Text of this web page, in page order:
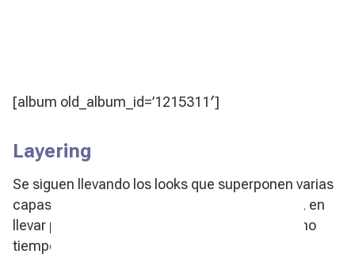
[album old_album_id=’1215311′]
Layering
Se siguen llevando los looks que superponen varias
capas de prendas. En esto consiste el
, en
llevar prendas de diferentes longitudes al mismo
tiempo.